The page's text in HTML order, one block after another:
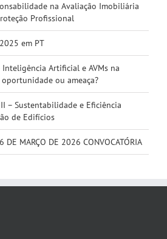
na Avaliação Imobiliária
Profissional
em PT
Inteligência Artificial e AVMs na
ou ameaça?
II – Sustentabilidade e Eficiência
de Edifícios
DE MARÇO DE 2026 CONVOCATÓRIA